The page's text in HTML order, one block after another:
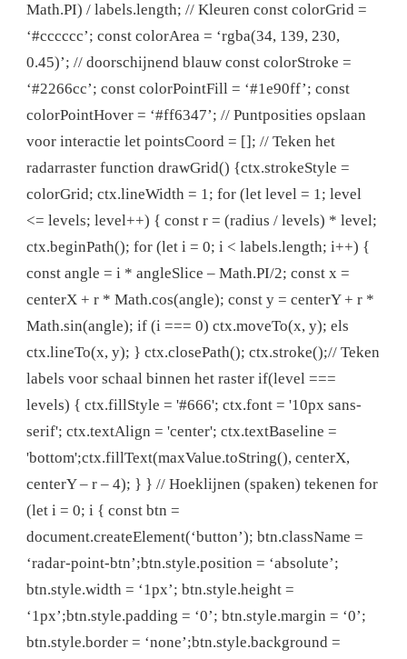
Math.PI) / labels.length; // Kleuren const colorGrid =
‘#cccccc’; const colorArea = ‘rgba(34, 139, 230,
0.45)’; // doorschijnend blauw const colorStroke =
‘#2266cc’; const colorPointFill = ‘#1e90ff’; const
colorPointHover = ‘#ff6347’; // Puntposities opslaan
voor interactie let pointsCoord = []; // Teken het
radarraster function drawGrid() {ctx.strokeStyle =
colorGrid; ctx.lineWidth = 1; for (let level = 1; level
<= levels; level++) { const r = (radius / levels) * level;
ctx.beginPath(); for (let i = 0; i < labels.length; i++) {
const angle = i * angleSlice – Math.PI/2; const x =
centerX + r * Math.cos(angle); const y = centerY + r *
Math.sin(angle); if (i === 0) ctx.moveTo(x, y); els
ctx.lineTo(x, y); } ctx.closePath(); ctx.stroke();// Teken
labels voor schaal binnen het raster if(level ===
levels) { ctx.fillStyle = '#666'; ctx.font = '10px sans-
serif'; ctx.textAlign = 'center'; ctx.textBaseline =
'bottom';ctx.fillText(maxValue.toString(), centerX,
centerY – r – 4); } } // Hoeklijnen (spaken) tekenen for
(let i = 0; i { const btn =
document.createElement(‘button’); btn.className =
‘radar-point-btn’;btn.style.position = ‘absolute’;
btn.style.width = ‘1px’; btn.style.height =
‘1px’;btn.style.padding = ‘0’; btn.style.margin = ‘0’;
btn.style.border = ‘none’;btn.style.background =